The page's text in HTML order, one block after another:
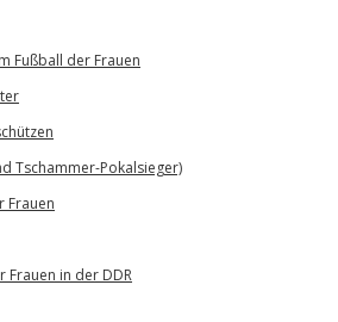
Fußball der Frauen
Tschammer-Pokalsieger)
Frauen
Frauen in der DDR